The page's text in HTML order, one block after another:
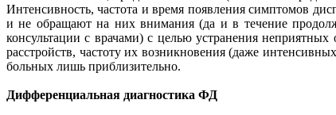
Интенсивность, частота и время появления симптомов
и не обращают на них внимания (да и в течение
консультации с врачами) с целью устранения
расстройств, частоту их возникновения (даже
больных лишь приблизительно.
Дифференциальная диагностика ФД